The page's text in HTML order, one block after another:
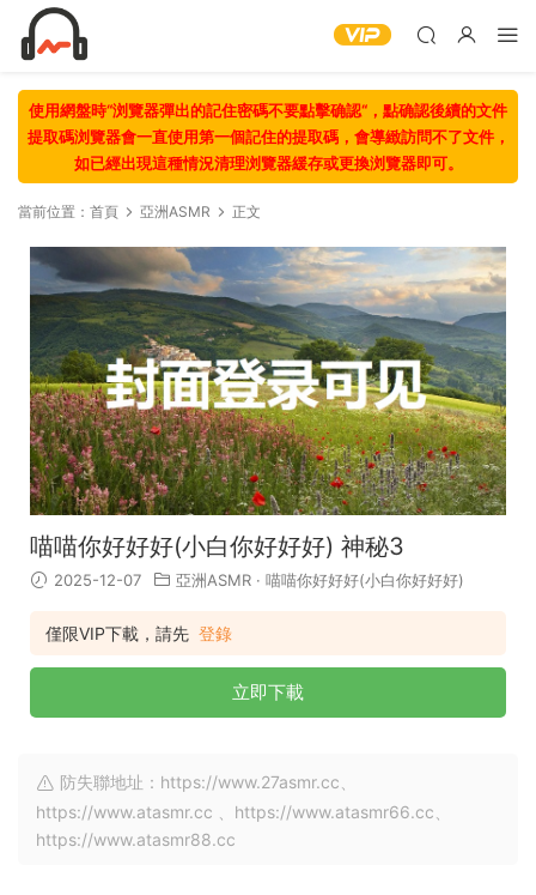
使用網盤時“浏覽器彈出的記住密碼不要點擊确認“，點确認後續的文件
提取碼浏覽器會一直使用第一個記住的提取碼，會導緻訪問不了文件，
如已經出現這種情況清理浏覽器緩存或更換浏覽器即可。
當前位置： 首頁 亞洲ASMR 正文
喵喵你好好好(小白你好好好) 神秘3
2025-12-07 亞洲ASMR · 喵喵你好好好(小白你好好好)
僅限VIP下載，請先 登錄
立即下載
防失聯地址：https://www.27asmr.cc、
https://www.atasmr.cc 、https://www.atasmr66.cc、
https://www.atasmr88.cc